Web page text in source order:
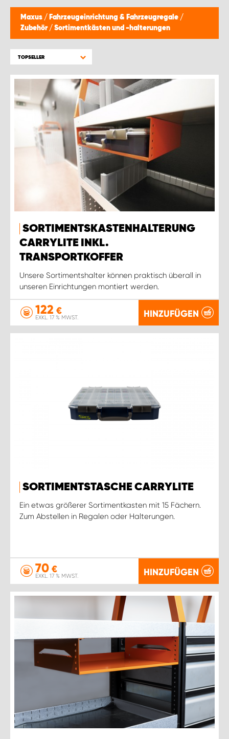
Maxus / Fahrzeugeinrichtung & Fahrzeugregale /
Zubehör / Sortimentkästen und -halterungen
TOPSELLER
SORTIMENTSKASTENHALTERUNG
CARRYLITE INKL.
TRANSPORTKOFFER
Unsere Sortimentshalter können praktisch überall in
unseren Einrichtungen montiert werden.
122 €
EXKL. 17 % MWST. HINZUFÜGEN
SORTIMENTSTASCHE CARRYLITE
Ein etwas größerer Sortimentkasten mit 15 Fächern.
Zum Abstellen in Regalen oder Halterungen.
70 €
EXKL. 17 % MWST. HINZUFÜGEN